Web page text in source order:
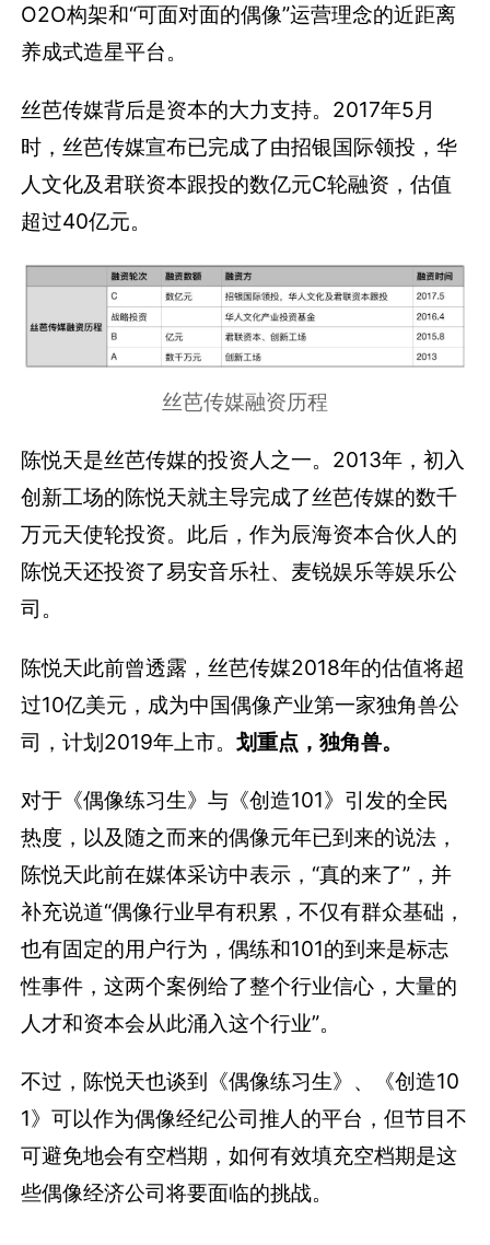
O2O构架和“可面对面的偶像”运营理念的近距离
养成式造星平台。
丝芭传媒背后是资本的大力支持。2017年5月
时，丝芭传媒宣布已完成了由招银国际领投，华
人文化及君联资本跟投的数亿元C轮融资，估值
超过40亿元。
丝芭传媒融资历程
陈悦天是丝芭传媒的投资人之一。2013年，初入
创新工场的陈悦天就主导完成了丝芭传媒的数千
万元天使轮投资。此后，作为辰海资本合伙人的
陈悦天还投资了易安音乐社、麦锐娱乐等娱乐公
司。
陈悦天此前曾透露，丝芭传媒2018年的估值将超
过10亿美元，成为中国偶像产业第一家独角兽公
司，计划2019年上市。划重点，独角兽。
对于《偶像练习生》与《创造101》引发的全民
热度，以及随之而来的偶像元年已到来的说法，
陈悦天此前在媒体采访中表示，“真的来了”，并
补充说道“偶像行业早有积累，不仅有群众基础，
也有固定的用户行为，偶练和101的到来是标志
性事件，这两个案例给了整个行业信心，大量的
人才和资本会从此涌入这个行业”。
不过，陈悦天也谈到《偶像练习生》、《创造10
1》可以作为偶像经纪公司推人的平台，但节目不
可避免地会有空档期，如何有效填充空档期是这
些偶像经济公司将要面临的挑战。